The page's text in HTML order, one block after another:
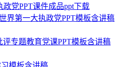
党PPT课件成品ppt下载
界第一大执政党PPT模板含讲稿
评专题教育党课PPT模板含讲稿
习模板含讲稿